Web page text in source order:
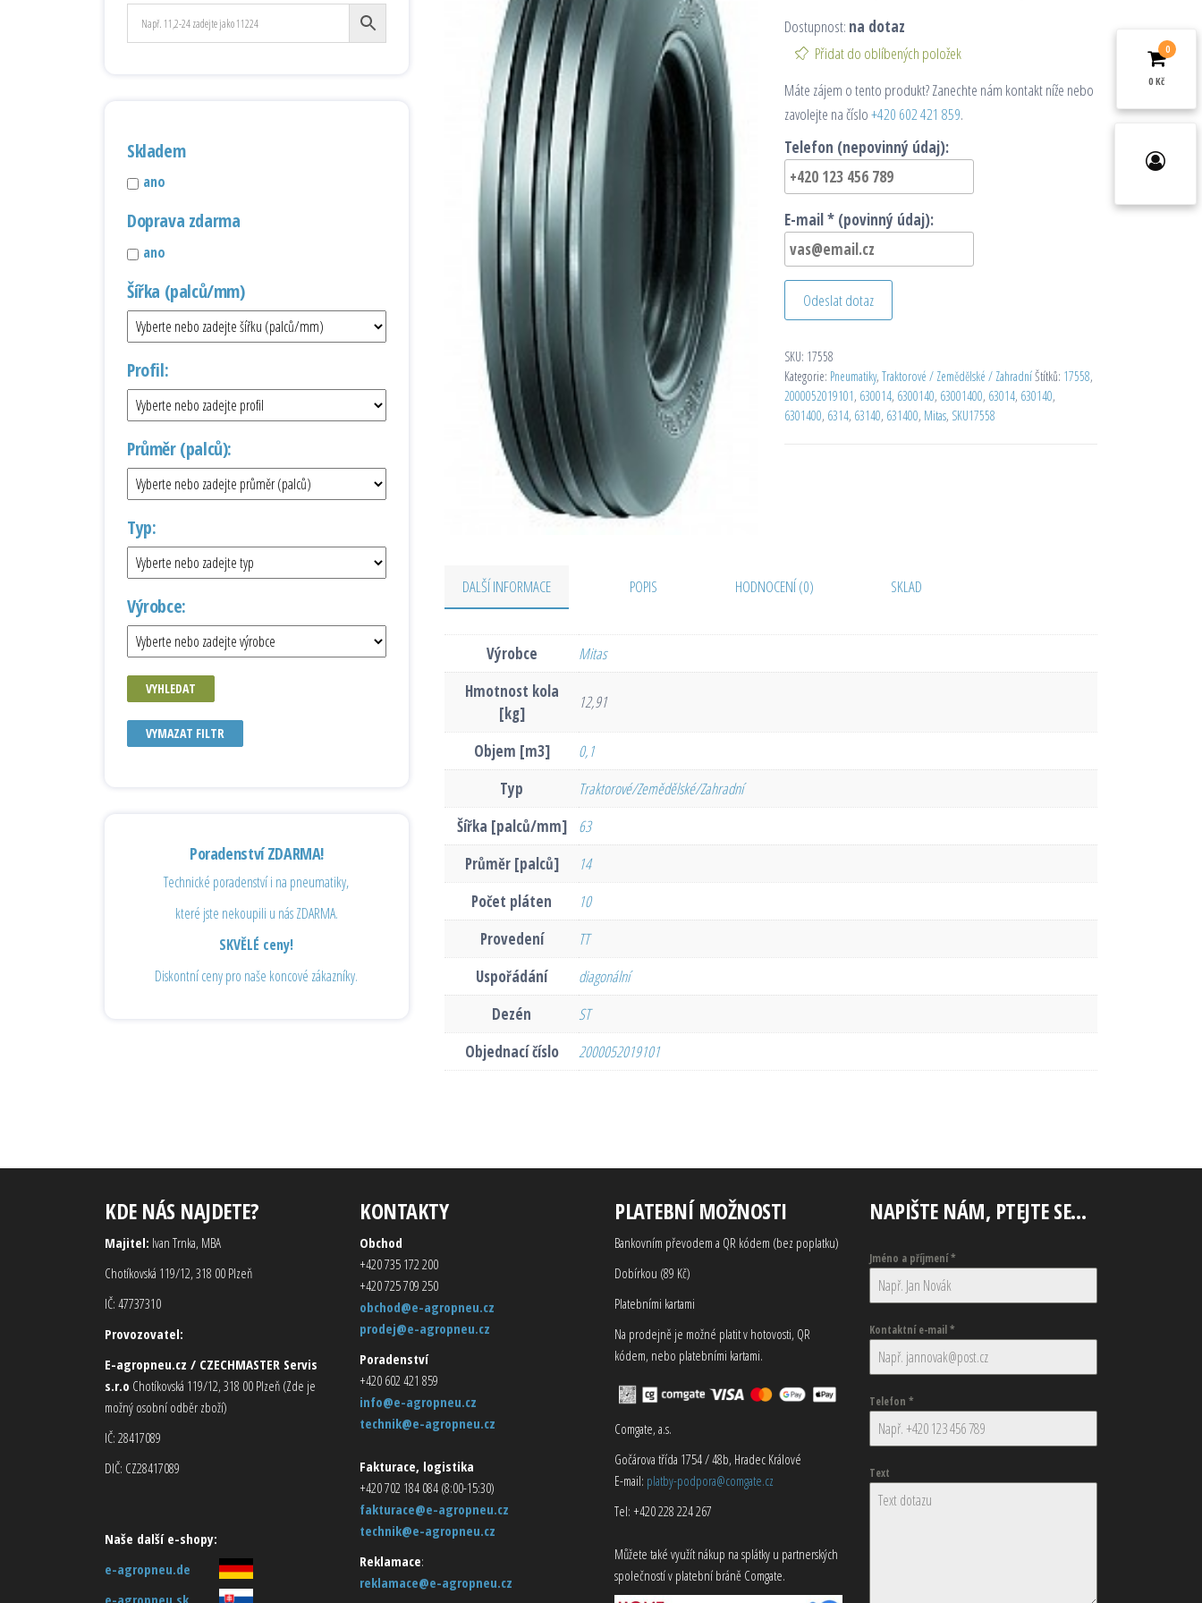
Dostupnost: na dotaz
Přidat do oblíbených položek
Máte zájem o tento produkt? Zanechte nám kontakt níže nebo
zavolejte na číslo+420 602 421 859.
Telefon (nepovinný údaj):
E-mail * (povinný údaj):
Odeslat dotaz
SKU: 17558
Kategorie: Pneumatiky, Traktorové / Zemědělské / ZahradníŠtítků: 17558,
2000052019101, 630014, 6300140, 63001400, 63014, 630140,
6301400, 6314, 63140, 631400, Mitas, SKU17558
DALŠÍ INFORMACE POPIS HODNOCENÍ (0) SKLAD
Výrobce
Mitas
Hmotnost kola
[kg]
12,91
Objem [m3]
0,1
Typ
Traktorové/Zemědělské/Zahradní
Šířka [palců/mm]
63
Průměr [palců]
14
Počet pláten
10
Provedení
TT
Uspořádání
diagonální
Dezén
ST
Objednací číslo
2000052019101
Skladem
ano
Doprava zdarma
ano
Šířka (palců/mm)
Profil:
Průměr (palců):
Typ:
Výrobce:
VYHLEDAT
VYMAZAT FILTR
Poradenství ZDARMA!
Technické poradenství i na pneumatiky,
které jste nekoupili u nás ZDARMA.
SKVĚLÉ ceny!
Diskontní ceny pro naše koncové zákazníky.
KDE NÁS NAJDETE?
Majitel: Ivan Trnka, MBA
Chotíkovská 119/12, 318 00 Plzeň
IČ: 47737310
Provozovatel:
E-agropneu.cz / CZECHMASTER Servis
s.r.o Chotíkovská 119/12, 318 00 Plzeň (Zde je
možný osobní odběr zboží)
IČ: 28417089
DIČ: CZ28417089
Naše další e-shopy:
e-agropneu.de
e-agropneu.sk
KONTAKTY
Obchod
+420 735 172 200
+420 725 709 250
obchod@e-agropneu.cz
prodej@e-agropneu.cz
Poradenství
+420 602 421 859
info@e-agropneu.cz
technik@e-agropneu.cz
Fakturace, logistika
+420 702 184 084 (8:00-15:30)
fakturace@e-agropneu.cz
technik@e-agropneu.cz
Reklamace:
reklamace@e-agropneu.cz
PLATEBNÍ MOŽNOSTI
Bankovním převodem a QR kódem (bez poplatku)
Dobírkou (89 Kč)
Platebními kartami
Na prodejně je možné platit v hotovosti, QR
kódem, nebo platebními kartami.
Comgate, a.s.
Gočárova třída 1754 / 48b, Hradec Králové
E-mail: platby-podpora@comgate.cz
Tel: +420 228 224 267
Můžete také využít nákup na splátky u partnerských
společností v platební bráně Comgate.
NAPIŠTE NÁM, PTEJTE SE…
Jméno a příjmení*
Kontaktní e-mail*
Telefon *
Text
0
0 Kč